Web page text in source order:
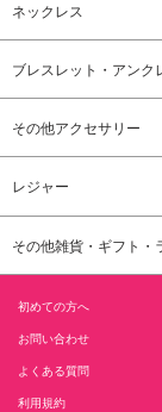
ネックレス
ブレスレット・アンク
その他アクセサリー
レジャー
その他雑貨・ギフト・
初めての方へ
お問い合わせ
よくある質問
利用規約